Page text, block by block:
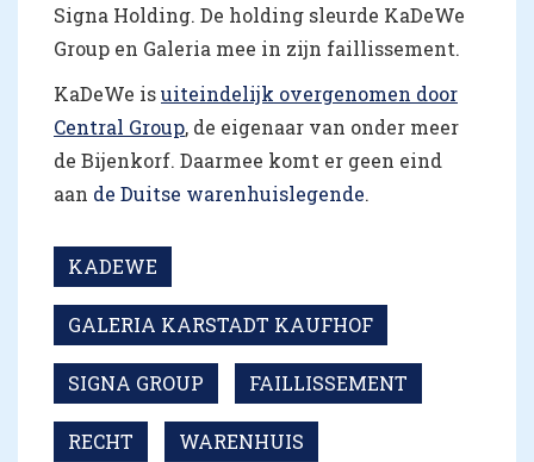
Signa Holding. De holding sleurde KaDeWe
Group en Galeria mee in zijn faillissement.
KaDeWe isuiteindelijk overgenomen door
Central Group, de eigenaar van onder meer
de Bijenkorf. Daarmee komt er geen eind
aan de Duitse warenhuislegende.
KADEWE
GALERIA KARSTADT KAUFHOF
SIGNA GROUP FAILLISSEMENT
RECHT WARENHUIS